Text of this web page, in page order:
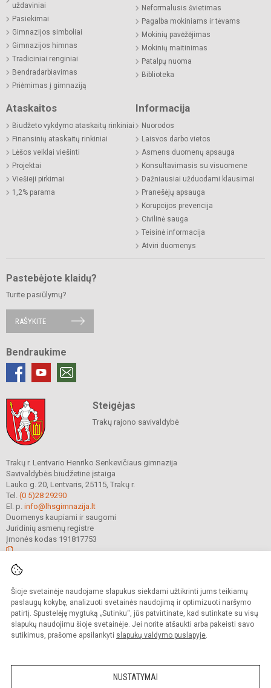
Šioje svetainėje naudojame slapukus siekdami užtikrinti jums teikiamų
paslaugų kokybę, analizuoti svetainės naudojimą ir optimizuoti naršymo
patirtį. Spustelėję mygtuką „Sutinku“, jūs patvirtinate, kad sutinkate su visų
slapukų naudojimu šioje svetainėje. Jei norite atšaukti arba pakeisti savo
sutikimus, prašome apsilankyti slapukų valdymo puslapyje.
NUSTATYMAI
uždaviniai
Pasiekimai
Gimnazijos simboliai
Gimnazijos himnas
Tradiciniai renginiai
Bendradarbiavimas
Priėmimas į gimnaziją
Neformalusis švietimas
Pagalba mokiniams ir tėvams
Mokinių pavėžėjimas
Mokinių maitinimas
Patalpų nuoma
Biblioteka
Ataskaitos
Biudžeto vykdymo ataskaitų rinkiniai
Finansinių ataskaitų rinkiniai
Lėšos veiklai viešinti
Projektai
Viešieji pirkimai
1,2% parama
Informacija
Nuorodos
Laisvos darbo vietos
Asmens duomenų apsauga
Konsultavimasis su visuomene
Dažniausiai užduodami klausimai
Pranešėjų apsauga
Korupcijos prevencija
Civilinė sauga
Teisinė informacija
Atviri duomenys
Pastebėjote klaidų?
Turite pasiūlymų?
RAŠYKITE
Bendraukime
Steigėjas
Trakų rajono savivaldybė
Trakų r. Lentvario Henriko Senkevičiaus gimnazija
Savivaldybės biudžetinė įstaiga
Lauko g. 20, Lentvaris, 25115, Trakų r.
Tel. (0 5)28 29290
El. p. info@lhsgimnazija.lt
Duomenys kaupiami ir saugomi
Juridinių asmenų registre
Įmonės kodas 191817753
saugomos.
Kopijuoti turinį be raštiško gimnazijos sutikimo griežtai draudžiama.
Prieinamumo paraiška Slapukų valdymas
Sumanus būdas atnaujinti